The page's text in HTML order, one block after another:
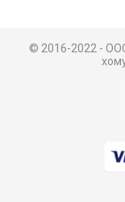
© 2016-2022 -